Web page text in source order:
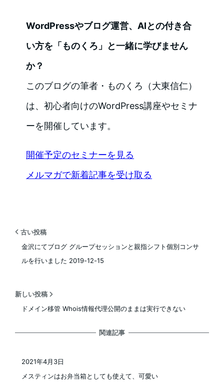
WordPressやブログ運営、AIとの付き合
い方を「ものくろ」と一緒に学びません
か？
このブログの筆者・ものくろ（大東信仁）
は、初心者向けのWordPress講座やセミナ
ーを開催しています。
開催予定のセミナーを見る
メルマガで新着記事を受け取る
古い投稿
金沢にてブログ グループセッションと親指シフト個別コンサ
ルを行いました 2019-12-15
新しい投稿
ドメイン移管 Whois情報代理公開のままは実行できない
関連記事
メスティンはお弁当箱としても使えて、可愛い
2021年4月3日